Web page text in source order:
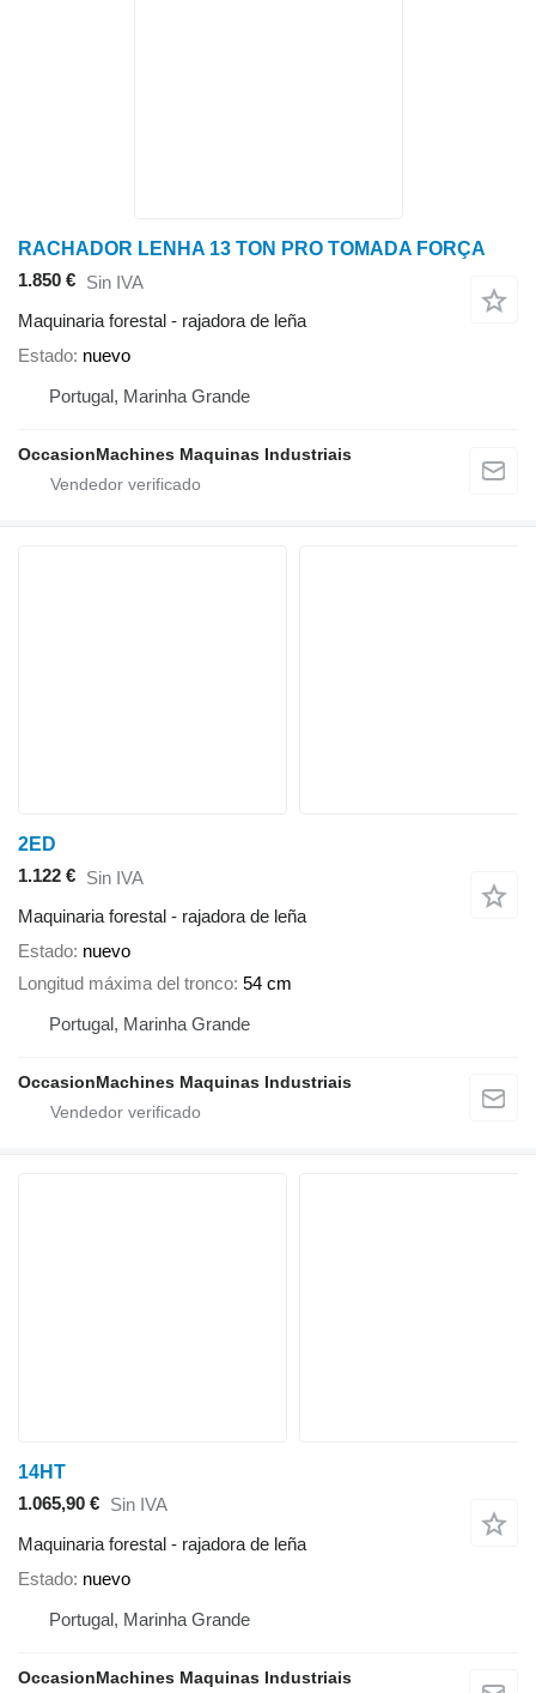
RACHADOR LENHA 13 TON PRO TOMADA FORÇA
1.850 € Sin IVA
Maquinaria forestal - rajadora de leña
Estado nuevo
Portugal, Marinha Grande
OccasionMachines Maquinas Industriais
2ED
1.122 € Sin IVA
Maquinaria forestal - rajadora de leña
Estado nuevo
Longitud máxima del tronco 54 cm
Portugal, Marinha Grande
OccasionMachines Maquinas Industriais
14HT
1.065,90 € Sin IVA
Maquinaria forestal - rajadora de leña
Estado nuevo
Portugal, Marinha Grande
OccasionMachines Maquinas Industriais